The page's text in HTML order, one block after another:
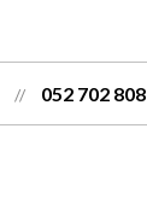
// 052 702 808